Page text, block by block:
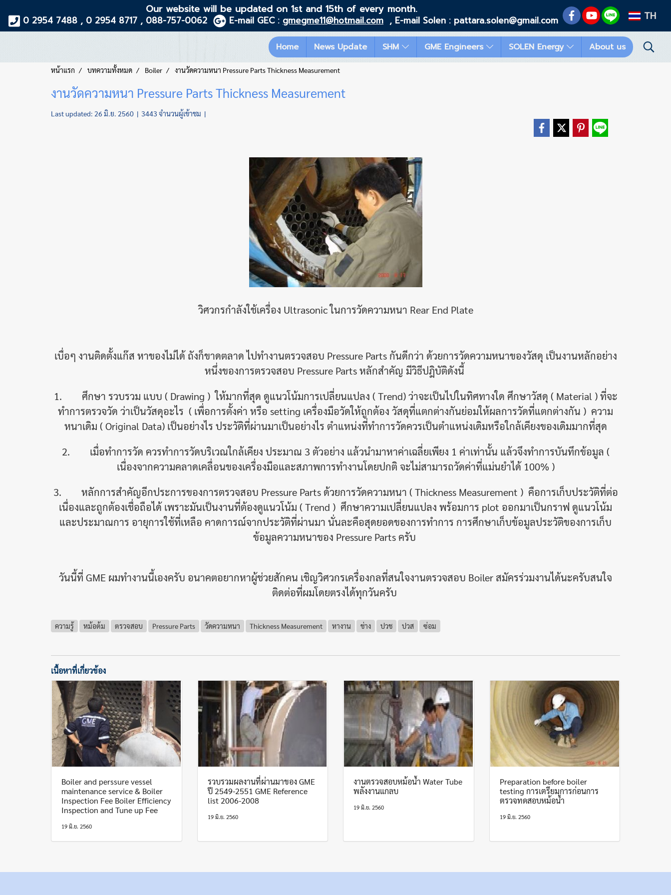
Our website will be updated on 1st and 15th of every month.
0 2954 7488 , 0 2954 8717 , 088-757-0062 E-mail GEC : gmegme11@hotmail.com , E-mail Solen : pattara.solen@gmail.com TH
Home News Update SHM GME Engineers SOLEN Energy About us
หน้าแรก บทความทั้งหมด Boiler งานวัดความหนา Pressure Parts Thickness Measurement
งานวัดความหนา Pressure Parts Thickness Measurement
Last updated: 26 มิ.ย. 2560 | 3443 จำนวนผู้เข้าชม |
วิศวกรกำลังใช้เครื่อง Ultrasonic ในการวัดความหนา Rear End Plate
เบื่อๆ งานติดตั้งแก๊ส หาของไม่ได้ ถังก็ขาดตลาด ไปทำงานตรวจสอบ Pressure Parts กันดีกว่า ด้วยการวัดความหนาของวัสดุ เป็นงานหลักอย่าง
หนึ่งของการตรวจสอบ Pressure Parts หลักสำคัญ มีวิธีปฎิบัติดังนี้
1. ศึกษา รวบรวม แบบ ( Drawing ) ให้มากที่สุด ดูแนวโน้มการเปลี่ยนแปลง ( Trend) ว่าจะเป็นไปในทิศทางใด ศึกษาวัสดุ ( Material ) ที่จะ
ทำการตรวจวัด ว่าเป็นวัสดุอะไร ( เพื่อการตั้งค่า หรือ setting เครื่องมือวัดให้ถูกต้อง วัสดุที่แตกต่างกันย่อมให้ผลการวัดที่แตกต่างกัน ) ความ
หนาเดิม ( Original Data) เป็นอย่างไร ประวัติที่ผ่านมาเป็นอย่างไร ตำแหน่งที่ทำการวัดควรเป็นตำแหน่งเดิมหรือใกล้เคียงของเดิมมากที่สุด
2. เมื่อทำการวัด ควรทำการวัดบริเวณใกล้เคียง ประมาณ 3 ตัวอย่าง แล้วนำมาหาค่าเฉลี่ยเพียง 1 ค่าเท่านั้น แล้วจึงทำการบันทึกข้อมูล (
เนื่องจากความคลาดเคลื่อนของเครื่องมือและสภาพการทำงานโดยปกติ จะไม่สามารถวัดค่าที่แม่นยำได้ 100% )
3. หลักการสำคัญอีกประการของการตรวจสอบ Pressure Parts ด้วยการวัดความหนา ( Thickness Measurement ) คือการเก็บประวัติที่ต่อ
เนื่องและถูกต้องเชื่อถือได้ เพราะมันเป็นงานที่ต้องดูแนวโน้ม ( Trend ) ศึกษาความเปลี่ยนแปลง พร้อมการ plot ออกมาเป็นกราฟ ดูแนวโน้ม
และประมาณการ อายุการใช้ที่เหลือ คาดการณ์จากประวัติที่ผ่านมา นั่นละคือสุดยอดของการทำการ การศึกษาเก็บข้อมูลประวัติของการเก็บ
ข้อมูลความหนาของ Pressure Parts ครับ
วันนี้ที่ GME ผมทำงานนี้เองครับ อนาคตอยากหาผู้ช่วยสักคน เชิญวิศวกรเครื่องกลที่สนใจงานตรวจสอบ Boiler สมัครร่วมงานได้นะครับสนใจ
ติดต่อที่ผมโดยตรงได้ทุกวันครับ
ความรู้ หม้อต้ม ตรวจสอบ Pressure Parts วัดความหนา Thickness Measurement หางาน ช่าง ปวช ปวส ซ่อม
เนื้อหาที่เกี่ยวข้อง
Boiler and perssure vessel
maintenance service & Boiler
Inspection Fee Boiler Efficiency
Inspection and Tune up Fee
19 มิ.ย. 2560
รวบรวมผลงานที่ผ่านมาของ GME
ปี 2549-2551 GME Reference
list 2006-2008
19 มิ.ย. 2560
งานตรวจสอบหม้อน้ำ Water Tube
พลังงานแกลบ
19 มิ.ย. 2560
Preparation before boiler
testing การเตรียมการก่อนการ
ตรวจทดสอบหม้อน้ำ
19 มิ.ย. 2560